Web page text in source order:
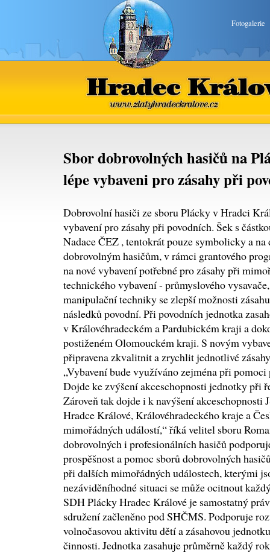
Fotogalerie
Hradec Králové
www.zlatyhradeckralove.cz
Sbor dobrovolných hasičů na
lépe vybaveni pro zásahy při
Dobrovolní hasiči ze sboru Plácky v Hradci
vybavení pro zásahy při povodních. Šek s
Nadace ČEZ , tentokrát pouze symbolicky a
dobrovolným hasičům, v rámci grantového
na nové vybavení potřebné pro zásahy při
technického vybavení - průmyslového
manipulační techniky se zlepší možnosti
následků povodní. Při povodních jednotka
v Královéhradeckém a Pardubickém kraji a
postiženém Olomouckém kraji. S novým
připravena zkvalitnit a zrychlit jednotlivé
„Vybavení bude využíváno zejména při
Dojde ke zvýšení akceschopnosti jednotky při
Zároveň tak dojde i k navýšení akceschopnosti
Hradce Králové, Královéhradeckého kraje a
mimořádných událostí,“ říká velitel sboru
dobrovolných i profesionálních hasičů
prospěšnost a pomoc sborů dobrovolných
při dalších mimořádných událostech, kterými
nezáviděníhodné situaci se může ocitnout
SDH Plácky Hradec Králové je samostatný
sdružení začleněno pod SHČMS. Podporuje
volnočasovou aktivitu dětí a zásahovou
činnosti. Jednotka zasahuje průměrně každý